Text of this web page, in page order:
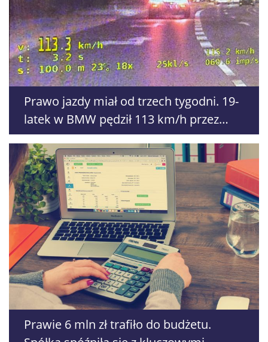
Prawo jazdy miał od trzech tygodni. 19-
latek w BMW pędził 113 km/h przez
Lublin
Prawie 6 mln zł trafiło do budżetu.